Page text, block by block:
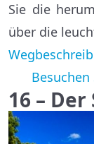
Sie die
über die
Besuchen
16 –